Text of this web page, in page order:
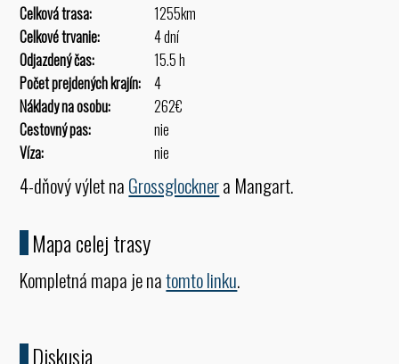
Celková trasa:
Celkové trvanie:
Odjazdený čas:
Počet prejdených krajín:
Náklady na osobu:
Cestovný pas:
Víza:
1255km
4 dní
15.5 h
4
262€
nie
nie
4-dňový výlet naGrossglocknera Mangart.
Mapa celej trasy
Kompletná mapa je natomto linku.
Diskusia